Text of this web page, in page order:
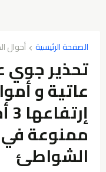
الصفحة الرئيسية أحوال
تحذير جوي
عاتية و
ممنوعة
الشواطئ